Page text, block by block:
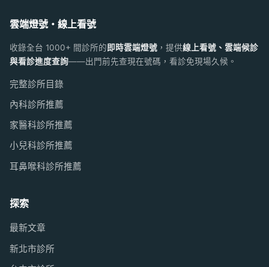
雲端燈號・線上看號
收錄全台 1000+ 間診所的 即時雲端燈號 ，提供線上看號、雲端候診
與看診進度查詢——出門前先查現在號碼，看診免現場久候。
完整診所目錄
內科診所推薦
家醫科診所推薦
小兒科診所推薦
耳鼻喉科診所推薦
探索
最新文章
新北市診所